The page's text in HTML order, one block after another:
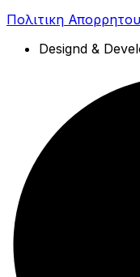
Πολιτικη Απορρητου
Designd &